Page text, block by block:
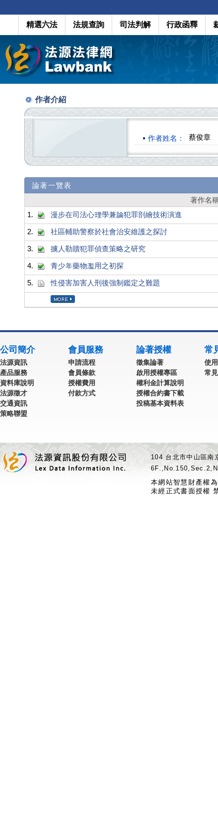
精選六法 法規查詢 司法判解 行政函釋
作者介紹
作者姓名： 蔡俊章
論著一覽表
著作名
1.
漫步在司法心理學兼論犯罪剖繪技術演進
2. 社區輔助警察於社會治安維護之探討
3. 擄人勒贖犯罪偵查策略之研究
4. 青少年藥物濫用之初探
5. 性侵害加害人刑後強制鑑定之難題
公司簡介
法源資訊
產品服務
資料庫說明
法源徵才
交通資訊
策略聯盟
會員服務
申請流程
會員條款
授權費用
付款方式
論著授權
徵集論著
啟用授權專區
權利金計算說明
授權合約書下載
投稿基本資料表
常
使
常
104 台北市中山區
本網站智慧財產權
未經正式書面授權